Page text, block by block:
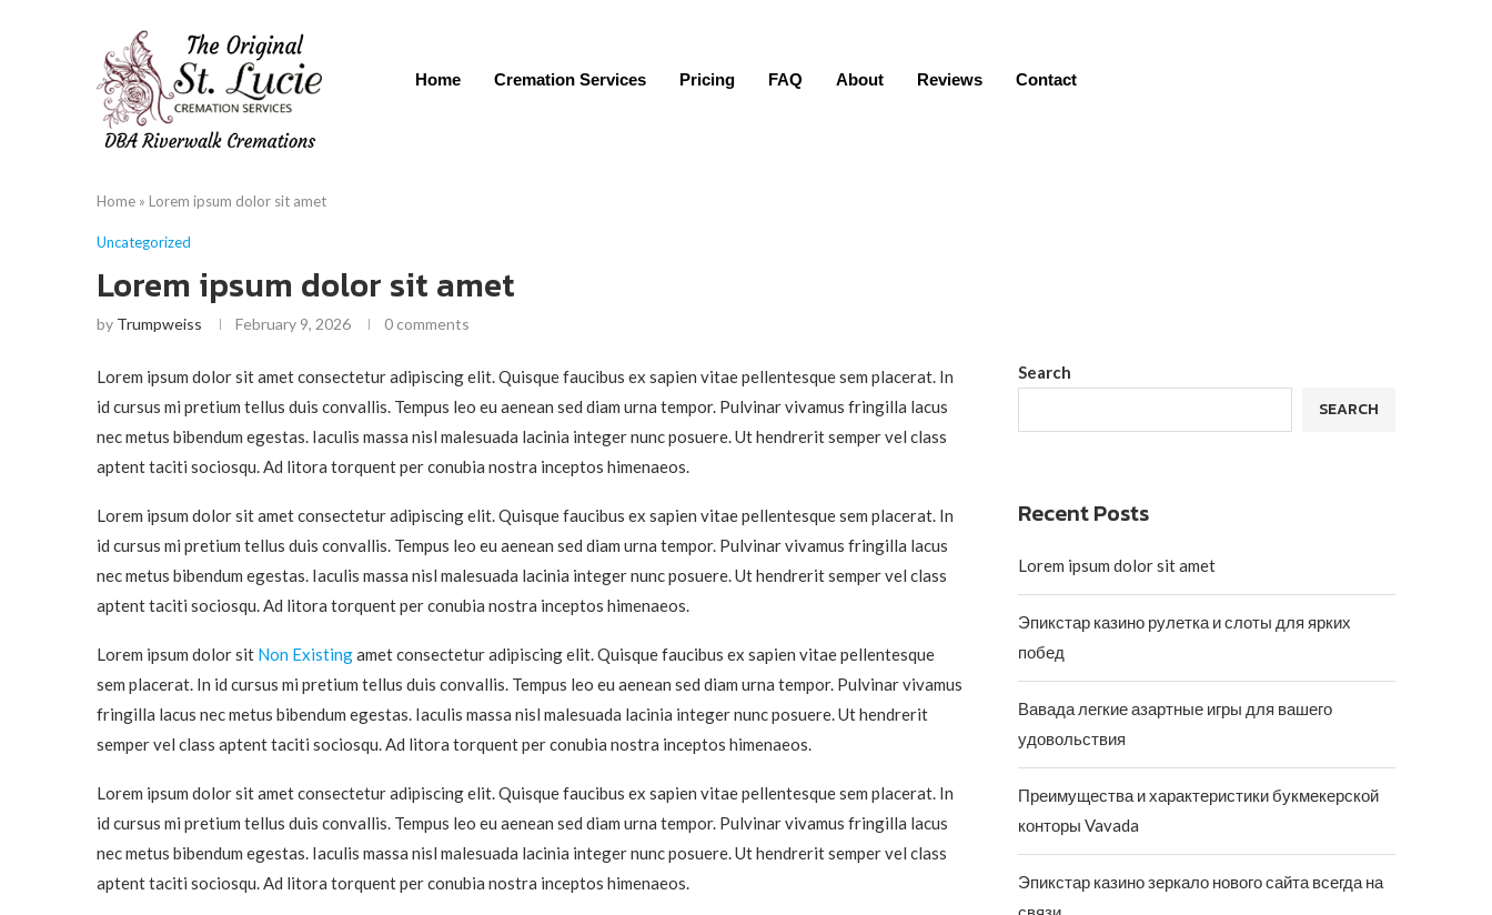
Home Cremation Services Pricing FAQ About Reviews Contact
Home » Lorem ipsum dolor sit amet
Uncategorized
Lorem ipsum dolor sit amet
by Trumpweiss February 9, 2026 0 comments
Lorem ipsum dolor sit amet consectetur adipiscing elit. Quisque faucibus ex sapien vitae pellentesque sem placerat. In
id cursus mi pretium tellus duis convallis. Tempus leo eu aenean sed diam urna tempor. Pulvinar vivamus fringilla lacus
nec metus bibendum egestas. Iaculis massa nisl malesuada lacinia integer nunc posuere. Ut hendrerit semper vel class
aptent taciti sociosqu. Ad litora torquent per conubia nostra inceptos himenaeos.
Lorem ipsum dolor sit amet consectetur adipiscing elit. Quisque faucibus ex sapien vitae pellentesque sem placerat. In
id cursus mi pretium tellus duis convallis. Tempus leo eu aenean sed diam urna tempor. Pulvinar vivamus fringilla lacus
nec metus bibendum egestas. Iaculis massa nisl malesuada lacinia integer nunc posuere. Ut hendrerit semper vel class
aptent taciti sociosqu. Ad litora torquent per conubia nostra inceptos himenaeos.
Lorem ipsum dolor sit Non Existingamet consectetur adipiscing elit. Quisque faucibus ex sapien vitae pellentesque
sem placerat. In id cursus mi pretium tellus duis convallis. Tempus leo eu aenean sed diam urna tempor. Pulvinar vivamus
fringilla lacus nec metus bibendum egestas. Iaculis massa nisl malesuada lacinia integer nunc posuere. Ut hendrerit
semper vel class aptent taciti sociosqu. Ad litora torquent per conubia nostra inceptos himenaeos.
Lorem ipsum dolor sit amet consectetur adipiscing elit. Quisque faucibus ex sapien vitae pellentesque sem placerat. In
id cursus mi pretium tellus duis convallis. Tempus leo eu aenean sed diam urna tempor. Pulvinar vivamus fringilla lacus
nec metus bibendum egestas. Iaculis massa nisl malesuada lacinia integer nunc posuere. Ut hendrerit semper vel class
aptent taciti sociosqu. Ad litora torquent per conubia nostra inceptos himenaeos.
Search
SEARCH
Recent Posts
Lorem ipsum dolor sit amet
Эпикстар казино рулетка и слоты для ярких
побед
Вавада легкие азартные игры для вашего
удовольствия
Преимущества и характеристики букмекерской
конторы Vavada
Эпикстар казино зеркало нового сайта всегда на